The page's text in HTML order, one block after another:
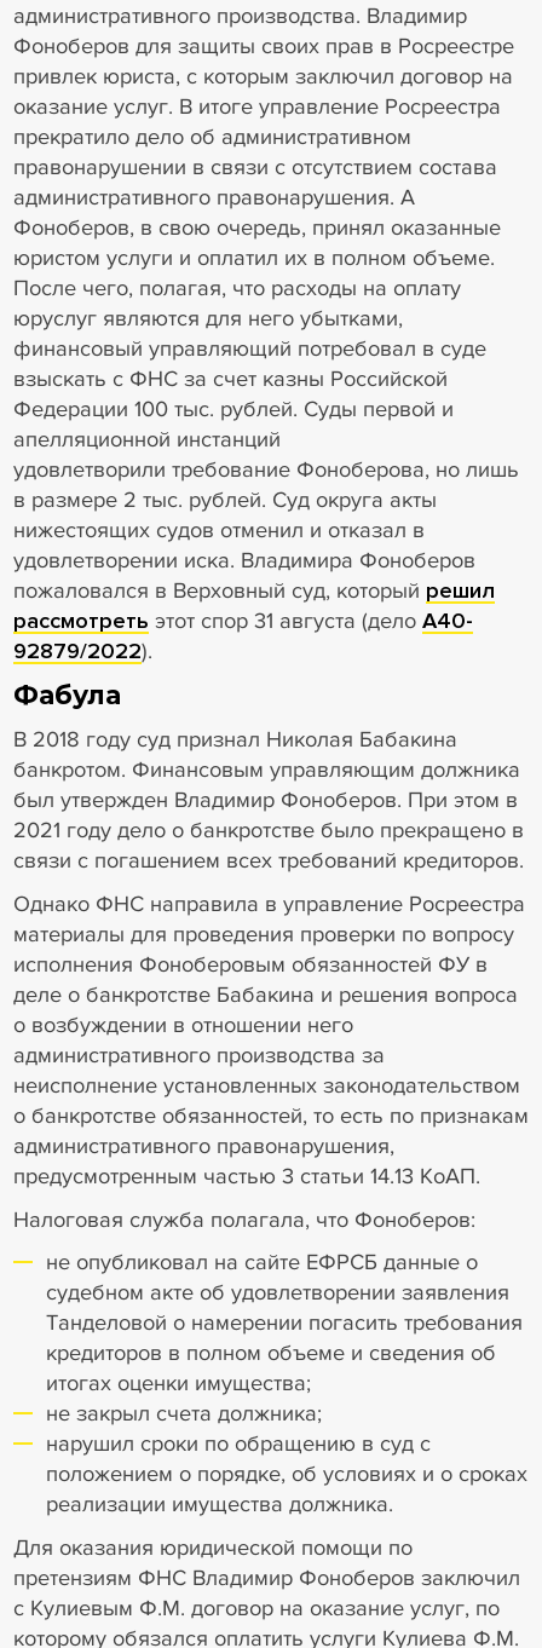
административного производства. Владимир
Фоноберов для защиты своих прав в Росреестре
привлек юриста, с которым заключил договор на
оказание услуг. В итоге управление Росреестра
прекратило дело об административном
правонарушении в связи с отсутствием состава
административного правонарушения. А
Фоноберов, в свою очередь, принял оказанные
юристом услуги и оплатил их в полном объеме.
После чего, полагая, что расходы на оплату
юруслуг являются для него убытками,
финансовый управляющий потребовал в суде
взыскать с ФНС за счет казны Российской
Федерации 100 тыс. рублей. Суды первой и
апелляционной инстанций
удовлетворили требование Фоноберова, но лишь
в размере 2 тыс. рублей. Суд округа акты
нижестоящих судов отменил и отказал в
удовлетворении иска. Владимира Фоноберов
пожаловался в Верховный суд, который решил
рассмотреть этот спор 31 августа (дело А40-
92879/2022).
Фабула
В 2018 году суд признал Николая Бабакина
банкротом. Финансовым управляющим должника
был утвержден Владимир Фоноберов. При этом в
2021 году дело о банкротстве было прекращено в
связи с погашением всех требований кредиторов.
Однако ФНС направила в управление Росреестра
материалы для проведения проверки по вопросу
исполнения Фоноберовым обязанностей ФУ в
деле о банкротстве Бабакина и решения вопроса
о возбуждении в отношении него
административного производства за
неисполнение установленных законодательством
о банкротстве обязанностей, то есть по признакам
административного правонарушения,
предусмотренным частью 3 статьи 14.13 КоАП.
Налоговая служба полагала, что Фоноберов:
не опубликовал на сайте ЕФРСБ данные о
судебном акте об удовлетворении заявления
Танделовой о намерении погасить требования
кредиторов в полном объеме и сведения об
итогах оценки имущества;
не закрыл счета должника;
нарушил сроки по обращению в суд с
положением о порядке, об условиях и о сроках
реализации имущества должника.
Для оказания юридической помощи по
претензиям ФНС Владимир Фоноберов заключил
с Кулиевым Ф.М. договор на оказание услуг, по
которому обязался оплатить услуги Кулиева Ф.М.